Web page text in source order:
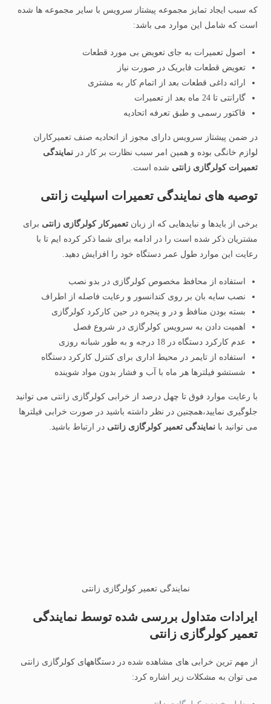
که سبب ایجاد تمایز مجموعه پیشتاز سرویس با سایر مجموعه ها شده
است که شامل این موارد می باشد:
اصول تعمیرات به جای تعویض بی مورد قطعات
تعویض قطعات فابریک در صورت نیاز
ارائه داغی قطعات بعد از اتمام کار به مشتری
گارانتی تا 24 ماه بعد از تعمیرات
فاکتور رسمی و طبق تعرفه اتحادیه
در ضمن پیشتاز سرویس دارای مجوز از اتحادیه صنف تعمیرکاران
لوازم خانگی بوده و همین امر سبب نظارت بر کار درنمایندگی
تعمیرات کولرگازی زانتی شده است.
توصیه های نمایندگی تعمیرات اسپلیت زانتی
برخی از بایدها و نبایدهایی که از زبانتعمیرکار کولرگازی زانتی برای
مشتریان ذکر شده است را در ادامه برای شما ذکر کرده ایم تا با
رعایت این موارد طول عمر دستگاه خود را افزایش دهید.
استفاده از محافظ مخصوص کولرگازی در بدو نصب
نصب سایه بان بر روی کندانسور و رعایت فاصله از اطراف
بسته بودن منافظ و در و پنجره در حین کارکرد کولرگازی
اهمیت دادن به سرویس کولرگازی در شروع فصل
عدم کارکرد دستگاه در 18 درجه و به طور شبانه روزی
استفاده از تایمر در محیط اداری برای کنترل کارکرد دستگاه
شستشو فیلترها هر ماه با آب و فشار بدون مواد شوینده
با رعایت موارد فوق تا چهل درصد از خرابی کولرگازی زانتی می توانید
جلوگیری نمایید،همچنین در نظر داشته باشید در صورت خرابی فیلترها
می توانید بانمایندگی تعمیر کولرگازی زانتی در ارتباط باشید.
نمایندگی تعمیر کولرگازی زانتی
ایرادات متداول بررسی شده توسط نمایندگی
تعمیر کولرگازی زانتی
از مهم ترین خرابی های مشاهده شده در دستگاههای کولرگازی زانتی
می توان به مشکلات زیر اشاره کرد: